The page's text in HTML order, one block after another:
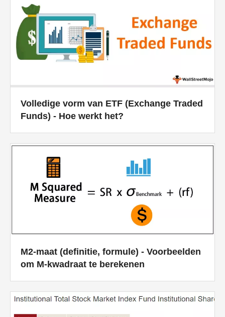
Tutorials voor risicobeheer
Volledige vorm van ETF (Exchange Traded
Funds) - Hoe werkt het?
M2-maat (definitie, formule) - Voorbeelden
om M-kwadraat te berekenen